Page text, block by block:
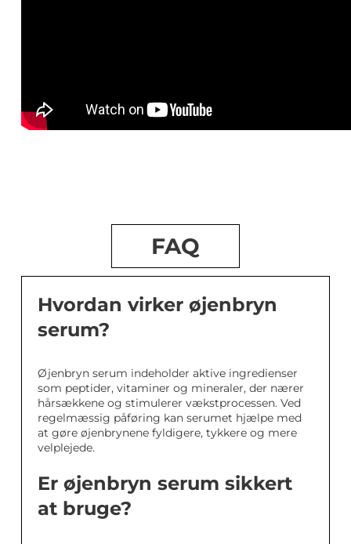
FAQ
Hvordan virker øjenbryn
serum?
Øjenbryn serum indeholder aktive ingredienser
som peptider, vitaminer og mineraler, der nærer
hårsækkene og stimulerer vækstprocessen. Ved
regelmæssig påføring kan serumet hjælpe med
at gøre øjenbrynene fyldigere, tykkere og mere
velplejede.
Er øjenbryn serum sikkert
at bruge?